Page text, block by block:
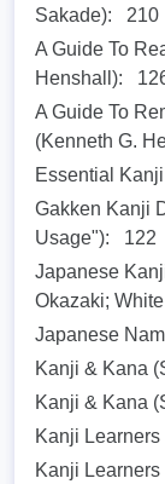
Sakade):
210
A Guide To
Henshall):
A Guide To
(Kenneth G.
Essential
Gakken Kanji
Usage"):
122
Japanese
Okazaki;
Japanese
Kanji & Kana
Kanji & Kana
Kanji
Kanji